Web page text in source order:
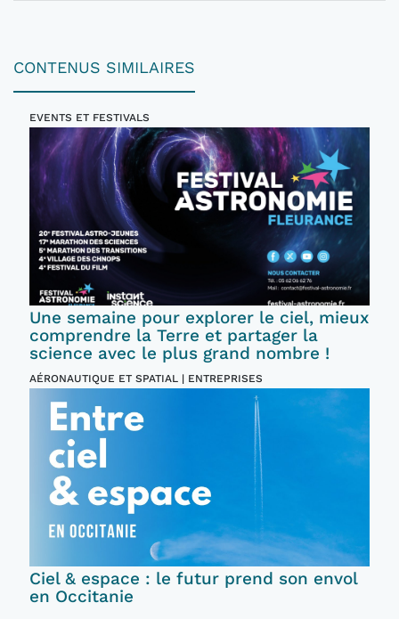
CONTENUS SIMILAIRES
EVENTS ET FESTIVALS
Une semaine pour explorer le ciel, mieux
comprendre la Terre et partager la
science avec le plus grand nombre !
AÉRONAUTIQUE ET SPATIAL | ENTREPRISES
Ciel & espace : le futur prend son envol
en Occitanie